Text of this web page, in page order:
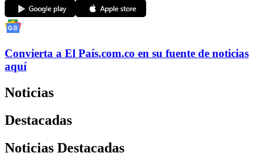
Convierta a El País.com.co en su fuente de noticias
aquí
Noticias
Destacadas
Noticias Destacadas